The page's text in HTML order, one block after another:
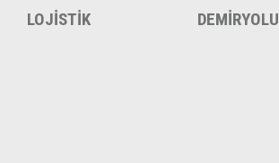
LOJİSTİK DEMİRYOLU